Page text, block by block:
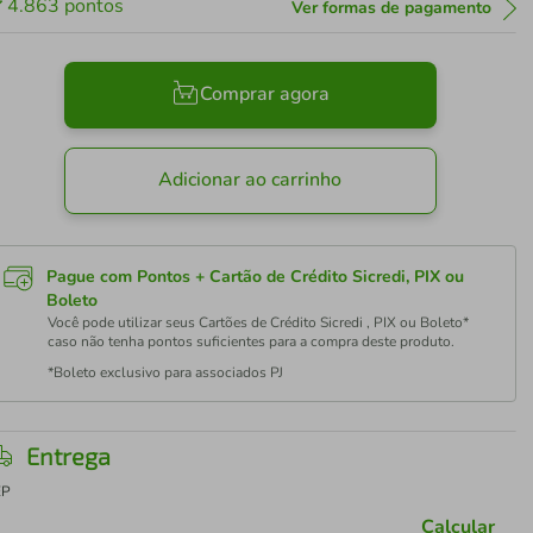
4.863 pontos Ver formas de pagamento
Comprar agora
Adicionar ao carrinho
Pague com Pontos + Cartão de Crédito Sicredi, PIX ou
Boleto
Você pode utilizar seus Cartões de Crédito Sicredi , PIX ou Boleto*
caso não tenha pontos suficientes para a compra deste produto.
*Boleto exclusivo para associados PJ
Entrega
Calcular